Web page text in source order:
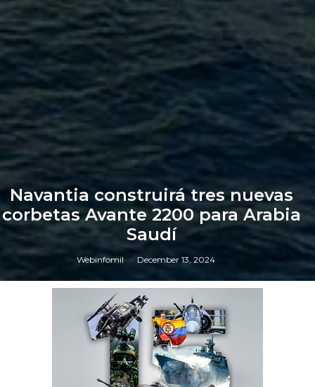
Navantia construirá tres nuevas
corbetas Avante 2200 para Arabia
Saudí
Webinfomil December 13, 2024